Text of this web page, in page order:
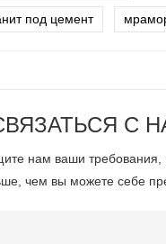
под цемент
С
нам ваши
чем вы можете себе